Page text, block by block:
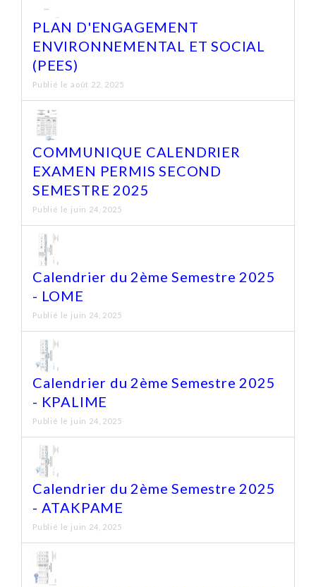
PLAN D'ENGAGEMENT
ENVIRONNEMENTAL ET SOCIAL
(PEES)
Publié le août 22, 2025
COMMUNIQUE CALENDRIER
EXAMEN PERMIS SECOND
SEMESTRE 2025
Publié le juin 24, 2025
Calendrier du 2ème Semestre 2025
- LOME
Publié le juin 24, 2025
Calendrier du 2ème Semestre 2025
- KPALIME
Publié le juin 24, 2025
Calendrier du 2ème Semestre 2025
- ATAKPAME
Publié le juin 24, 2025